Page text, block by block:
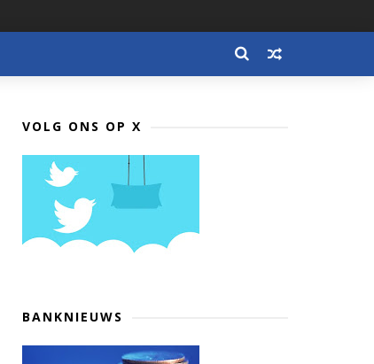
VOLG ONS OP X
BANKNIEUWS